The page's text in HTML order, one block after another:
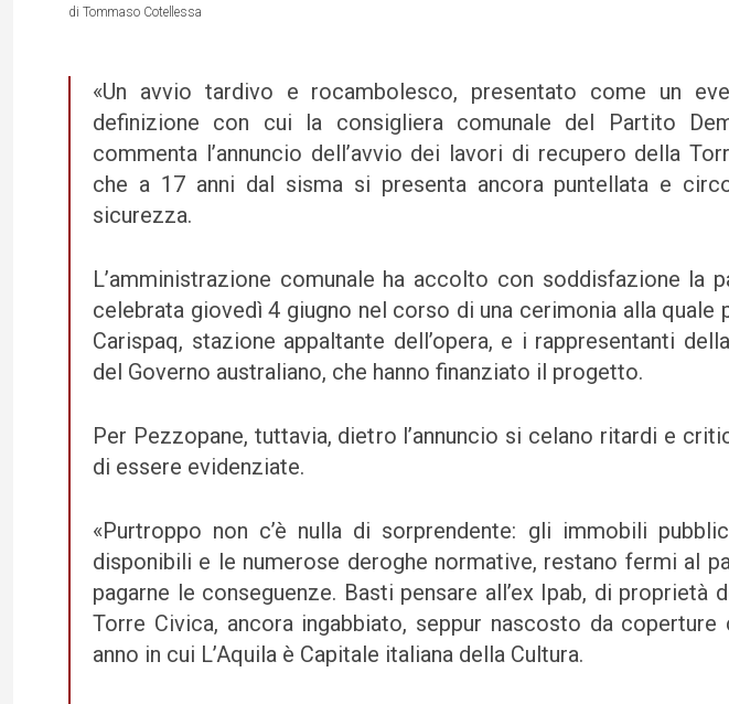
di Tommaso Cotellessa
«Un avvio tardivo e rocambolesco, presentato come un
definizione con cui la consigliera comunale del Partito
commenta l’annuncio dell’avvio dei lavori di recupero della
che a 17 anni dal sisma si presenta ancora puntellata e
sicurezza.
L’amministrazione comunale ha accolto con soddisfazione la
celebrata giovedì 4 giugno nel corso di una cerimonia alla quale
Carispaq, stazione appaltante dell’opera, e i rappresentanti
del Governo australiano, che hanno finanziato il progetto.
Per Pezzopane, tuttavia, dietro l’annuncio si celano ritardi e
di essere evidenziate.
«Purtroppo non c’è nulla di sorprendente: gli immobili
disponibili e le numerose deroghe normative, restano fermi al
pagarne le conseguenze. Basti pensare all’ex Ipab, di proprietà
Torre Civica, ancora ingabbiato, seppur nascosto da
anno in cui L’Aquila è Capitale italiana della Cultura.